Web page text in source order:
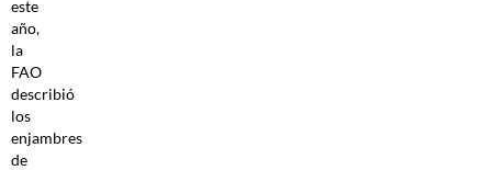
este
año,
la
FAO
describió
los
enjambres
de